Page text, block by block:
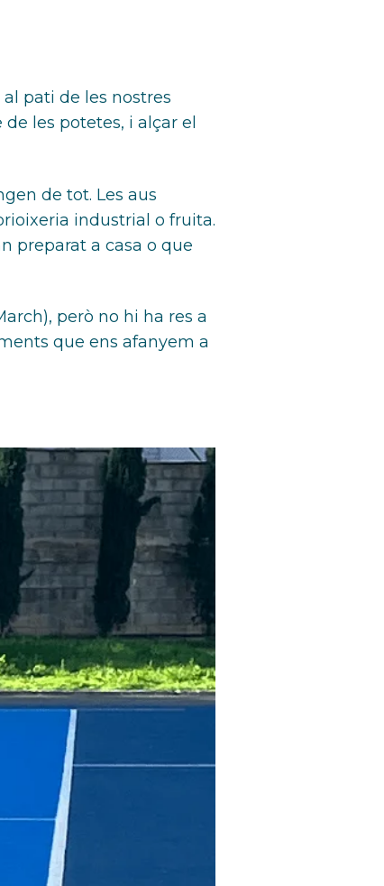
pati de les nostres
les potetes, i alçar el
de tot. Les aus
industrial o fruita.
preparat a casa o que
però no hi ha res a
que ens afanyem a